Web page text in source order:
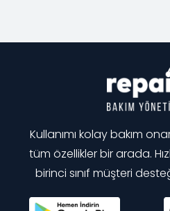
Kullanımı kolay bakım
tüm özellikler bir arada.
birinci sınıf müşteri